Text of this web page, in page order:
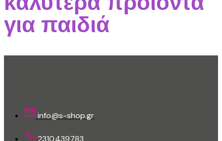
παραλλαγές.
Οι
του
για παιδιά
info@s-shop.gr
2310439783